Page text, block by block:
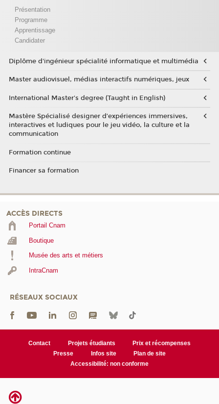
Présentation
Programme
Apprentissage
Candidater
Diplôme d'ingénieur spécialité informatique et multimédia
Master audiovisuel, médias interactifs numériques, jeux
International Master's degree (Taught in English)
Mastère Spécialisé designer d’expériences immersives,
interactives et ludiques pour le jeu vidéo, la culture et la
communication
Formation continue
Financer sa formation
ACCÈS DIRECTS
Portail Cnam
Boutique
Musée des arts et métiers
IntraCnam
RÉSEAUX SOCIAUX
Contact Projets étudiants
Prix et récompenses
Presse
Infos site
Plan de site
Accessibilité: non conforme